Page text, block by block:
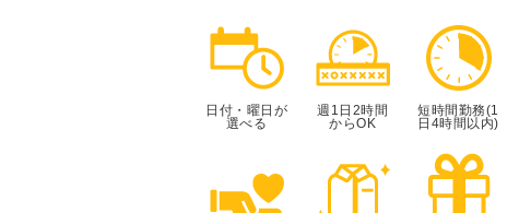
日付・曜日が
選べる
週1日2時間
からOK
短時間勤務(1
日4時間以内)